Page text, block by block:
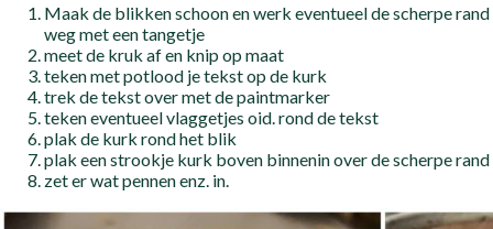
Maak de blikken schoon en werk eventueel de scherpe rand
weg met een tangetje
meet de kruk af en knip op maat
teken met potlood je tekst op de kurk
trek de tekst over met de paintmarker
teken eventueel vlaggetjes oid. rond de tekst
plak de kurk rond het blik
plak een strookje kurk boven binnenin over de scherpe rand
zet er wat pennen enz. in.